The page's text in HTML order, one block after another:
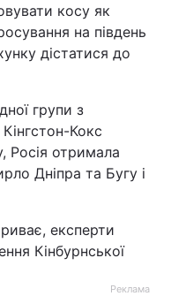
косу як
на південь
дістатися до
групи з
Кокс
Росія отримала
Дніпра та Бугу і
експерти
Кінбурнської
Реклама